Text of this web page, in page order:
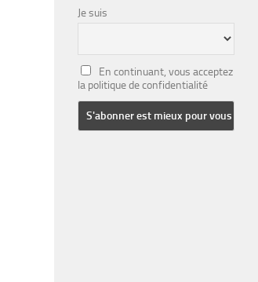
Je suis
En continuant, vous acceptez
la politique de confidentialité